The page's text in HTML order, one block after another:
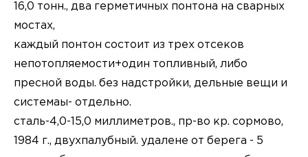
16,0 тонн., два герметичных понтона на сварных
мостах,
каждый понтон состоит из трех отсеков
непотопляемости+один топливный, либо
пресной воды. без надстройки, дельные вещи и
системаы- отдельно.
сталь-4,0-15,0 миллиметров., пр-во кр. сормово,
1984 г., двухпалубный. удалене от берега - 5